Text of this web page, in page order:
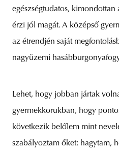
egészségtudatos,
érzi jól magát. A középső
az étrendjén saját
nagyüzemi
Lehet, hogy jobban jártak
gyermekkorukban, hogy
következik belőlem mint
szabályoztam őket: hagytam,